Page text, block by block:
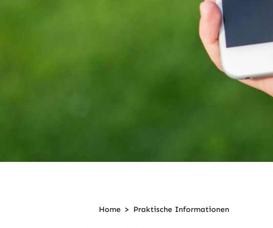
Home > Praktische Informationen